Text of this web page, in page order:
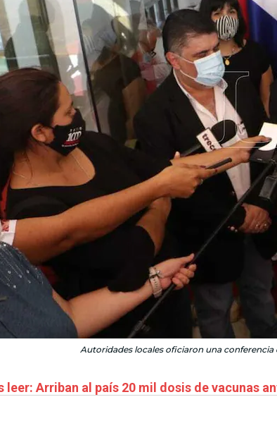
Autoridades locales oficiaron una conferencia
leer: Arriban al país 20 mil dosis de vacunas